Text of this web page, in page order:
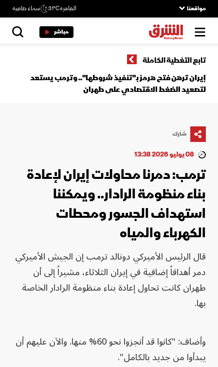
مواقعنا القاهرة31°C سماء صافية
مباشر
تابع التغطية الكاملة
إيران ترهن فتح هرمز بـ"تنفيذ شروطها".. وترمب يستعد
لتصعيد الضغط الاقتصادي على طهران
شارك
08 يوليو 2026 13:38
ترمب: دمرنا محاولات إيران لإعادة
بناء منظومة الرادار.. ويمكننا
استهداف الجسور ومحطات
الكهرباء والمياه
قال الرئيس الأميركي دونالد ترمب إن الجيش الأميركي
دمر أهدافاً إضافية في إيران الثلاثاء، مشيراً إلى أن
طهران كانت تحاول إعادة بناء منظومة الرادار الخاصة
بها.
وأضاف: "كانوا قد أنجزوا نحو 60% منها. والآن عليهم أن
يبدأوا من جديد بالكامل".